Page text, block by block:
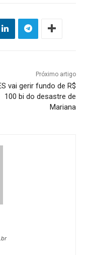
Próximo artigo
vai gerir fundo de R$
100 bi do desastre de
Mariana